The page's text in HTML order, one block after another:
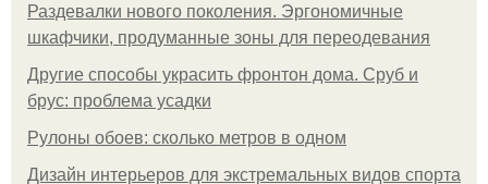
Раздевалки нового поколения. Эргономичные
шкафчики, продуманные зоны для переодевания
Другие способы украсить фронтон дома. Сруб и
брус: проблема усадки
Рулоны обоев: сколько метров в одном
Дизайн интерьеров для экстремальных видов спорта